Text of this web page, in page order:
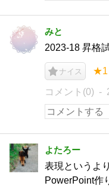
みと
2023-18 昇格
ナイス ★1
コメント(0)
よたろー
表現というよ
PowerPoint作